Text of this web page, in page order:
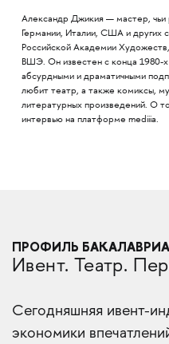
Александр Джикия — мастер, чьи
Германии, Италии, США и других
Российской Академии
ВШЭ. Он известен с конца 1980-х
абсурдными и драматичными
любит театр, а также комиксы,
литературных произведений. О
интервью на платформе mediiia.
ПРОФИЛЬ
Ивент. Театр.
Сегодняшняя ивент-
экономики